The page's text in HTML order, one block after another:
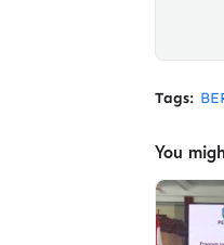
Tags:
You